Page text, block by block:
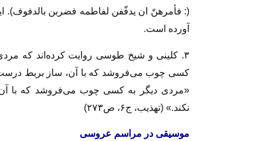
آورده است.
۳. کلینی و شیخ طوسی روایت کرده‌اند که
کسی چوب می‌فروشد که با آن، ساز بربط درست
«مردی دیگر به کسی چوب می‌فروشد که با آن
نکند.» (تهذیب، ج۶، ص۲۷۳)
موسیقی در مراسم عروسی